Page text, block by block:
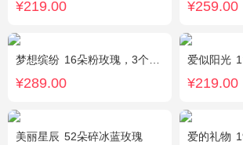
¥219.00 ¥259.00
梦想缤纷 16朵粉玫瑰，3个白色乒乓菊，一个紫色绣球，紫色桔梗、绿叶搭配
¥289.00
爱似阳光 11
¥219.00
美丽星辰 52朵碎冰蓝玫瑰 爱的礼物